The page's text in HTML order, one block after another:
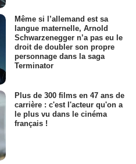
Même si l’allemand est sa
langue maternelle, Arnold
Schwarzenegger n’a pas eu le
droit de doubler son propre
personnage dans la saga
Terminator
Plus de 300 films en 47 ans de
carrière : c'est l'acteur qu'on a
le plus vu dans le cinéma
français !